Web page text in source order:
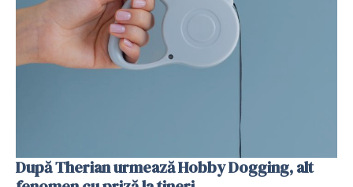
După Therian urmează Hobby Dogging, alt